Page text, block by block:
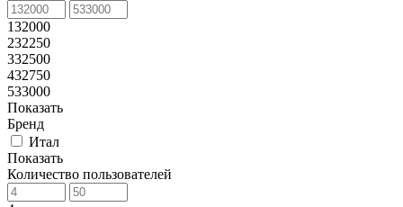
132000
232250
332500
432750
533000
Показать
Бренд
Итал
Показать
Количество пользователей